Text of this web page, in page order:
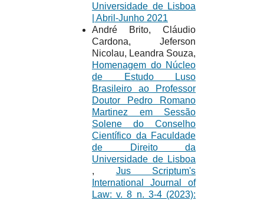
Universidade de Lisboa
| Abril-Junho 2021
André Brito, Cláudio
Cardona, Jeferson
Nicolau, Leandra Souza,
Homenagem do Núcleo
de Estudo Luso
Brasileiro ao Professor
Doutor Pedro Romano
Martinez em Sessão
Solene do Conselho
Científico da Faculdade
de Direito da
Universidade de Lisboa
, Jus Scriptum's
International Journal of
Law: v. 8 n. 3-4 (2023):